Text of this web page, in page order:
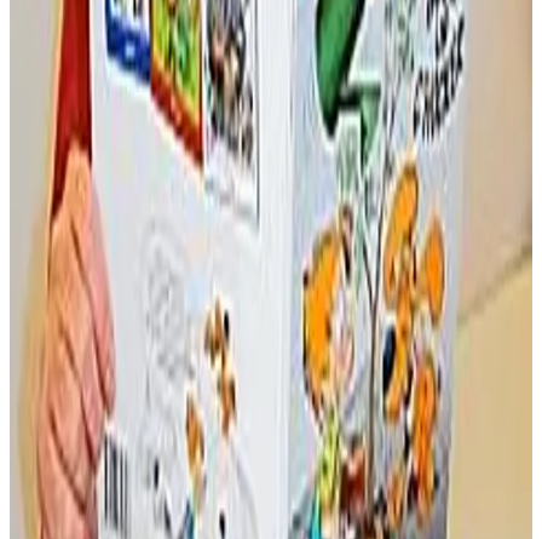
Perzh o deus kemeret
Maurice Hamon